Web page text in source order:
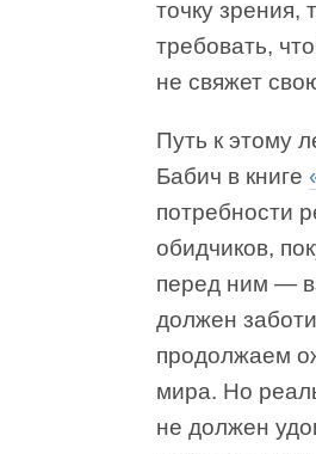
точку зрения,
требовать,
не свяжет
Путь к этому
Бабич в книге
потребности
обидчиков,
перед ним —
должен
продолжаем
мира. Но
не должен